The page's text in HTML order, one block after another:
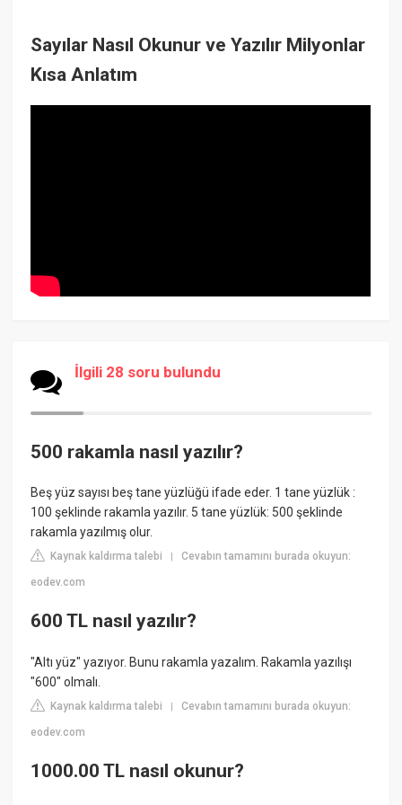
Sayılar Nasıl Okunur ve Yazılır Milyonlar
Kısa Anlatım
İlgili 28 soru bulundu
500 rakamla nasıl yazılır?
Beş yüz sayısı beş tane yüzlüğü ifade eder. 1 tane yüzlük :
100 şeklinde rakamla yazılır. 5 tane yüzlük: 500 şeklinde
rakamla yazılmış olur.
Kaynak kaldırma talebi |Cevabın tamamını burada okuyun:
eodev.com
600 TL nasıl yazılır?
"Altı yüz" yazıyor. Bunu rakamla yazalım. Rakamla yazılışı
"600" olmalı.
Kaynak kaldırma talebi |Cevabın tamamını burada okuyun:
eodev.com
1000.00 TL nasıl okunur?